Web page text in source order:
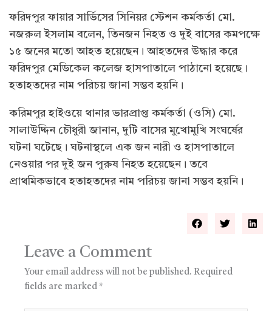
ফরিদপুর ফায়ার সার্ভিসের সিনিয়র স্টেশন কর্মকর্তা মো.
নজরুল ইসলাম বলেন, তিনজন নিহত ও দুই বাসের কমপক্ষে
১৫ জনের মতো আহত হয়েছেন। আহতদের উদ্ধার করে
ফরিদপুর মেডিকেল কলেজ হাসপাতালে পাঠানো হয়েছে।
হতাহতদের নাম পরিচয় জানা সম্ভব হয়নি।
করিমপুর হাইওয়ে থানার ভারপ্রাপ্ত কর্মকর্তা (ওসি) মো.
সালাউদ্দিন চৌধুরী জানান, দুটি বাসের মুখোমুখি সংঘর্ষের
ঘটনা ঘটেছে। ঘটনাস্থলে এক জন নারী ও হাসপাতালে
নেওয়ার পর দুই জন পুরুষ নিহত হয়েছেন। তবে
প্রাথমিকভাবে হতাহতদের নাম পরিচয় জানা সম্ভব হয়নি।
Leave a Comment
Your email address will not be published. Required
fields are marked *